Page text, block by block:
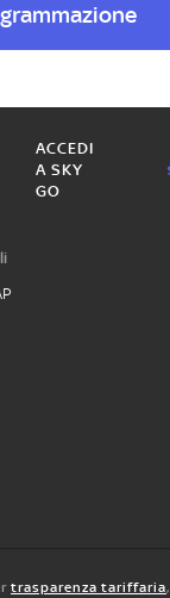
ACCEDI
A SKY
GO
trasparenza tariffaria,